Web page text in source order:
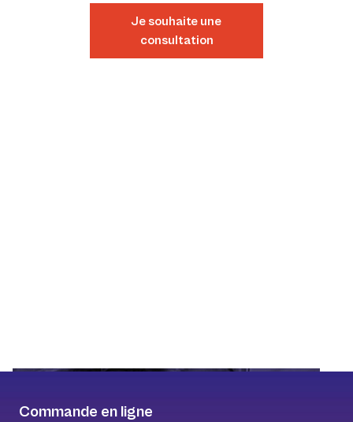
Je souhaite une
consultation
Commande en ligne